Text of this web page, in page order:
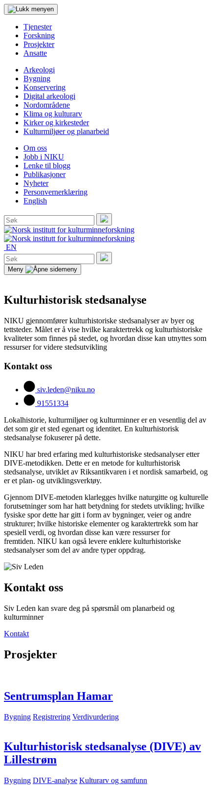
Tjenester
Forskning
Prosjekter
Ansatte
Arkeologi
Bygning
Konservering
Digital arkeologi
Nordområdene
Klima og kulturarv
Kirker og kirkesteder
Kulturmiljøer og planarbeid
Om oss
Jobb i NIKU
Lenke til blogg
Publikasjoner
Nyheter
Personvernerklæring
English
Søk
etter:
Søk
EN
Søk
etter:
Søk
Meny
Kulturhistorisk stedsanalyse
NIKU gjennomfører kulturhistoriske stedsanalyser av byer og
tettsteder. Målet er å vise hvilke karaktertrekk og kulturhistoriske
kvaliteter som finnes på stedet, og hvordan disse kan utnyttes som
ressurser for videre stedsutvikling
Kontakt oss
siv.leden@niku.no
91551334
Lokalhistorie, kulturmiljøer og kulturminner er en vesentlig del av
det som gir et sted egenart og identitet. En kulturhistorisk
stedsanalyse fokuserer på dette.
NIKU har bred erfaring med kulturhistoriske stedsanalyser etter
DIVE-metodikken. Dette er en metode for kulturhistorisk
stedsanalyse, utviklet av Riksantikvaren i et nordisk samarbeid, og
er et plan- og utviklingsverktøy.
Gjennom DIVE-metoden klarlegges hvilke naturgitte og kulturelle
forutsetninger som har hatt betydning for stedets utvikling; hvilke
fysiske spor dette har gitt i form av bygninger, veier og andre
strukturer; hvilke historiske elementer og karaktertrekk som har
spesiell verdi, og hvordan disse kan være ressurser for
fremtiden. NIKU kan også levere enklere kulturhistoriske
stedsanalyser som del av andre typer oppdrag.
Kontakt oss
Siv Leden kan svare deg på spørsmål om planarbeid og
kulturminner
Kontakt
Prosjekter
Sentrumsplan Hamar
Bygning Registrering Verdivurdering
Kulturhistorisk stedsanalyse (DIVE) av
Lillestrøm
Bygning DIVE-analyse Kulturarv og samfunn